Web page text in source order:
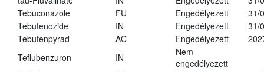
Tebuconazole
FU Engedélyezett
31/
Tebufenozide
IN Engedélyezett
31/
Tebufenpyrad
AC Engedélyezett
Teflubenzuron
IN
Nem
engedélyezett